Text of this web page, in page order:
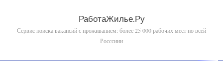
content
РаботаЖилье.Ру
Сервис поиска вакансий с проживанием: более 25 000 рабочих мест по всей
Росссиии